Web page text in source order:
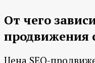
От чего
продвижения
Цена SEO-